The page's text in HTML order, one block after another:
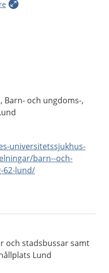
Barn- och ungdoms-,
universitetssjukhus-
barn--och-
62-lund/
och stadsbussar samt
Lund